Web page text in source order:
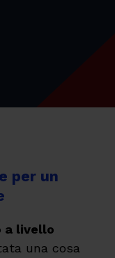
per un
a livello
una cosa